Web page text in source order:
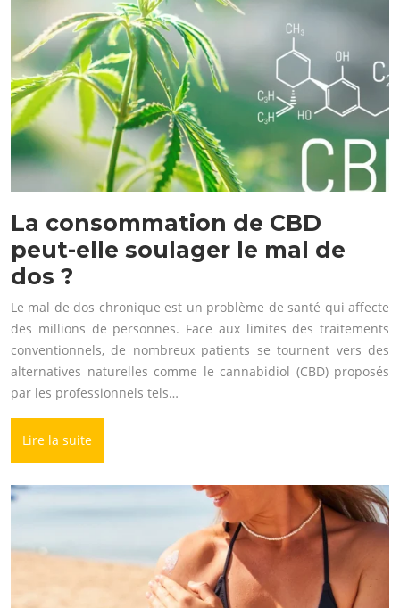
La consommation de CBD
peut-elle soulager le mal de
dos ?
Le mal de dos chronique est un problème de santé qui affecte
des millions de personnes. Face aux limites des traitements
conventionnels, de nombreux patients se tournent vers des
alternatives naturelles comme le cannabidiol (CBD) proposés
par les professionnels tels…
Lire la suite